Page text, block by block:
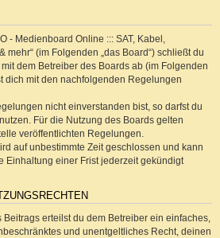
- Medienboard Online ::: SAT, Kabel,
mehr“ (im Folgenden „das Board“) schließt du
dem Betreiber des Boards ab (im Folgenden
dich mit den nachfolgenden Regelungen
nicht einverstanden bist, so darfst du
Für die Nutzung des Boards gelten
veröffentlichten Regelungen.
auf unbestimmte Zeit geschlossen und kann
Einhaltung einer Frist jederzeit gekündigt
erteilst du dem Betreiber ein einfaches,
und unentgeltliches Recht, deinen